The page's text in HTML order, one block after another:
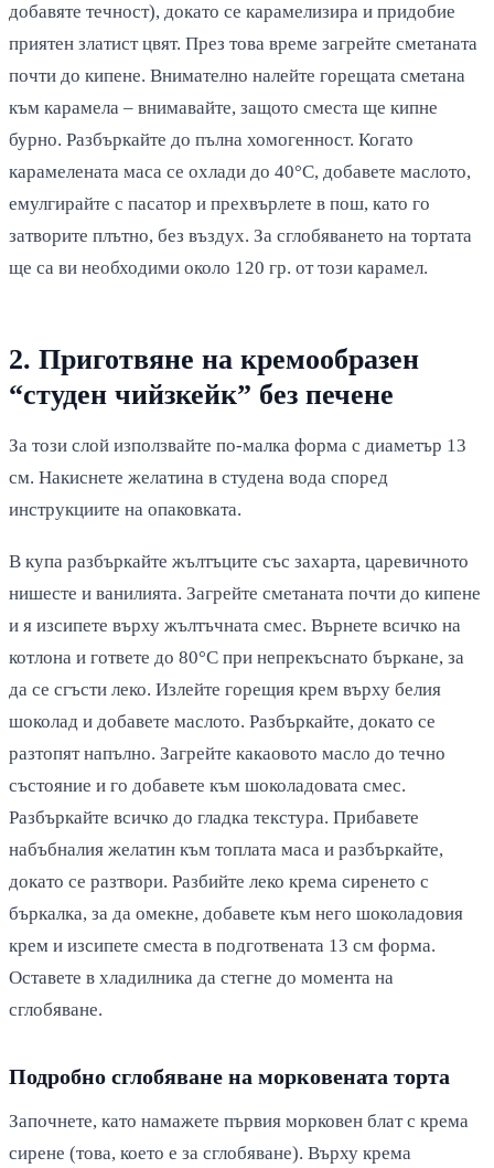
добавяте течност), докато се карамелизира и придобие
приятен златист цвят. През това време загрейте сметаната
почти до кипене. Внимателно налейте горещата сметана
към карамела – внимавайте, защото сместа ще кипне
бурно. Разбъркайте до пълна хомогенност. Когато
карамелената маса се охлади до 40°C, добавете маслото,
емулгирайте с пасатор и прехвърлете в пош, като го
затворите плътно, без въздух. За сглобяването на тортата
ще са ви необходими около 120 гр. от този карамел.
2. Приготвяне на кремообразен
“студен чийзкейк” без печене
За този слой използвайте по-малка форма с диаметър 13
см. Накиснете желатина в студена вода според
инструкциите на опаковката.
В купа разбъркайте жълтъците със захарта, царевичното
нишесте и ванилията. Загрейте сметаната почти до кипене
и я изсипете върху жълтъчната смес. Върнете всичко на
котлона и гответе до 80°C при непрекъснато бъркане, за
да се сгъсти леко. Излейте горещия крем върху белия
шоколад и добавете маслото. Разбъркайте, докато се
разтопят напълно. Загрейте какаовото масло до течно
състояние и го добавете към шоколадовата смес.
Разбъркайте всичко до гладка текстура. Прибавете
набъбналия желатин към топлата маса и разбъркайте,
докато се разтвори. Разбийте леко крема сиренето с
бъркалка, за да омекне, добавете към него шоколадовия
крем и изсипете сместа в подготвената 13 см форма.
Оставете в хладилника да стегне до момента на
сглобяване.
Подробно сглобяване на морковената торта
Започнете, като намажете първия морковен блат с крема
сирене (това, което е за сглобяване). Върху крема